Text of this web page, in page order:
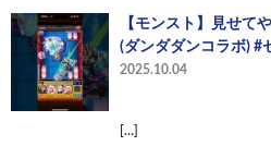
【モンスト】見せて
(ダンダダンコラボ) #
2025.10.04
[…]